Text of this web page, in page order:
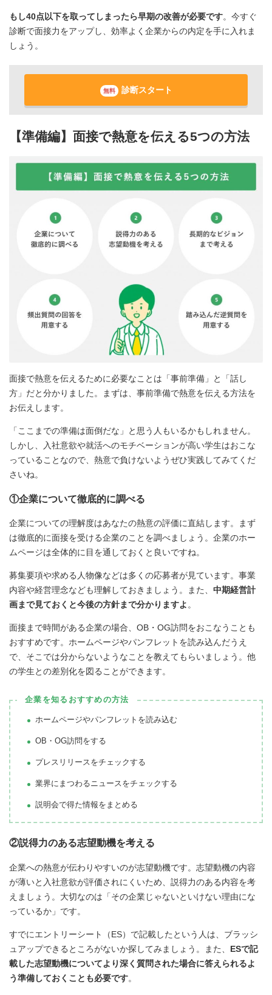
もし40点以下を取ってしまったら早期の改善が必要です。今すぐ
診断で面接力をアップし、効率よく企業からの内定を手に入れま
しょう。
無料 診断スタート
【準備編】面接で熱意を伝える5つの方法
面接で熱意を伝えるために必要なことは「事前準備」と「話し
方」だと分かりました。まずは、事前準備で熱意を伝える方法を
お伝えします。
「ここまでの準備は面倒だな」と思う人もいるかもしれません。
しかし、入社意欲や就活へのモチベーションが高い学生はおこな
っていることなので、熱意で負けないようぜひ実践してみてくだ
さいね。
①企業について徹底的に調べる
企業についての理解度はあなたの熱意の評価に直結します。まず
は徹底的に面接を受ける企業のことを調べましょう。企業のホー
ムページは全体的に目を通しておくと良いですね。
募集要項や求める人物像などは多くの応募者が見ています。事業
内容や経営理念なども理解しておきましょう。また、 中期経営計
画まで見ておくと今後の方針まで分かりますよ。
面接まで時間がある企業の場合、OB・OG訪問をおこなうことも
おすすめです。ホームページやパンフレットを読み込んだうえ
で、そこでは分からないようなことを教えてもらいましょう。他
の学生との差別化を図ることができます。
企業を知るおすすめの方法
ホームページやパンフレットを読み込む
OB・OG訪問をする
プレスリリースをチェックする
業界にまつわるニュースをチェックする
説明会で得た情報をまとめる
②説得力のある志望動機を考える
企業への熱意が伝わりやすいのが志望動機です。志望動機の内容
が薄いと入社意欲が評価されにくいため、説得力のある内容を考
えましょう。大切なのは「その企業じゃないといけない理由にな
っているか」です。
すでにエントリーシート（ES）で記載したという人は、ブラッシ
ュアップできるところがないか探してみましょう。また、 ESで記
載した志望動機についてより深く質問された場合に答えられるよ
う準備しておくことも必要です。